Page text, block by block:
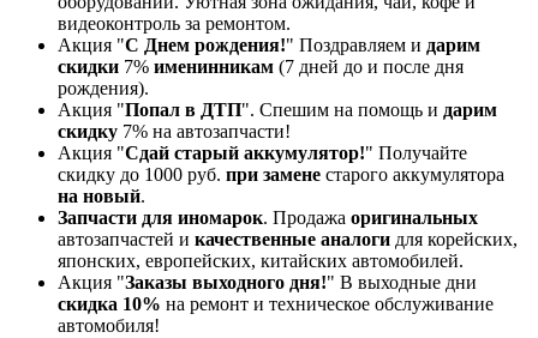
видеоконтроль за ремонтом.
Акция "С Днем рождения!" Поздравляем и дарим
скидки 7% именинникам (7 дней до и после дня
рождения).
Акция "Попал в ДТП". Спешим на помощь и дарим
скидку 7% на автозапчасти!
Акция "Сдай старый аккумулятор!" Получайте
скидку до 1000 руб. при замене старого аккумулятора
на новый.
Запчасти для иномарок. Продажа оригинальных
автозапчастей и качественные аналоги для корейских,
японских, европейских, китайских автомобилей.
Акция "Заказы выходного дня!" В выходные дни
скидка 10% на ремонт и техническое обслуживание
автомобиля!